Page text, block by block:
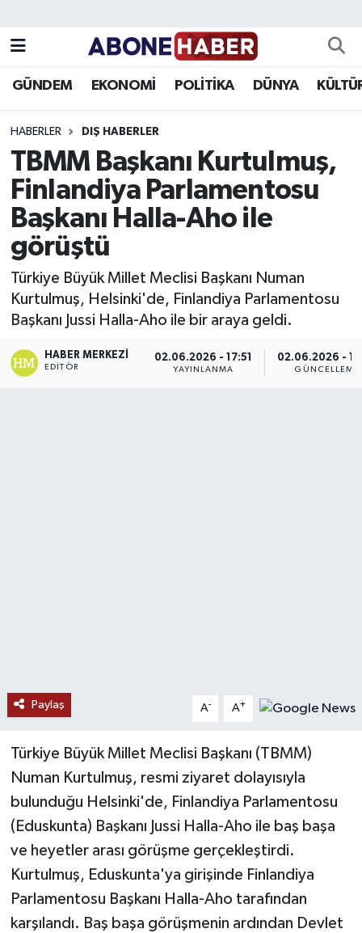
GÜNDEM EKONOMİ POLİTİKA DÜNYA
HABERLER DIŞ HABERLER
TBMM Başkanı Kurtulmuş,
Finlandiya Parlamentosu
Başkanı Halla-Aho ile
görüştü
Türkiye Büyük Millet Meclisi Başkanı Numan
Kurtulmuş, Helsinki'de, Finlandiya Parlamentosu
Başkanı Jussi Halla-Aho ile bir araya geldi.
HABER MERKEZI
EDITÖR
02.06.2026 - 17:51
YAYINLANMA
02.06.2026 -
GÜNCELLEME
Paylaş A- A+
Türkiye Büyük Millet Meclisi Başkanı (TBMM)
Numan Kurtulmuş, resmi ziyaret dolayısıyla
bulunduğu Helsinki'de, Finlandiya Parlamentosu
(Eduskunta) Başkanı Jussi Halla-Aho ile baş başa
ve heyetler arası görüşme gerçekleştirdi.
Kurtulmuş, Eduskunta'ya girişinde Finlandiya
Parlamentosu Başkanı Halla-Aho tarafından
karşılandı. Baş başa görüşmenin ardından Devlet
Asayiş
Bilim ve Teknoloji
Dünya
Eğitim
Son Dakika
Yaşam
Yerel
AboneHaber Özel
Süper Lig Puan Durumu ve Fikstür
Tüm Manşetler
Haber Arşivi